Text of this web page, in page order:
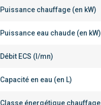
Puissance chauffage (en kW)
Puissance eau chaude (en kW)
Débit ECS (l/mn)
Capacité en eau (en L)
Classe énergétique chauffage